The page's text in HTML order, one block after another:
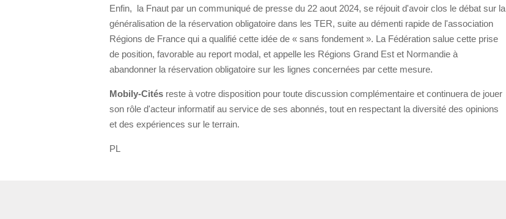
Enfin, la Fnaut par un communiqué de presse du 22 aout 2024, se réjouit d'avoir clos le débat sur la
généralisation de la réservation obligatoire dans les TER, suite au démenti rapide de l'association
Régions de France qui a qualifié cette idée de « sans fondement ». La Fédération salue cette prise
de position, favorable au report modal, et appelle les Régions Grand Est et Normandie à
abandonner la réservation obligatoire sur les lignes concernées par cette mesure.
Mobily-Cités reste à votre disposition pour toute discussion complémentaire et continuera de jouer
son rôle d'acteur informatif au service de ses abonnés, tout en respectant la diversité des opinions
et des expériences sur le terrain.
PL